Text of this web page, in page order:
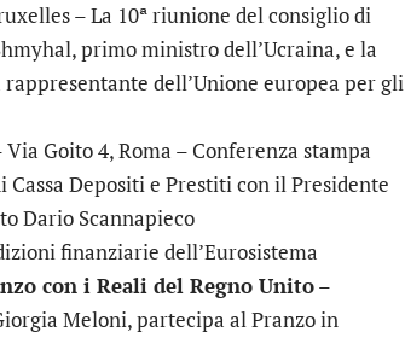
– La 10ª riunione del consiglio di
primo ministro dell’Ucraina, e la
dell’Unione europea per gli
Via Goito 4, Roma – Conferenza stampa
Depositi e Prestiti con il Presidente
Dario Scannapieco
finanziarie dell’Eurosistema
con i Reali del Regno Unito–
Meloni, partecipa al Pranzo in